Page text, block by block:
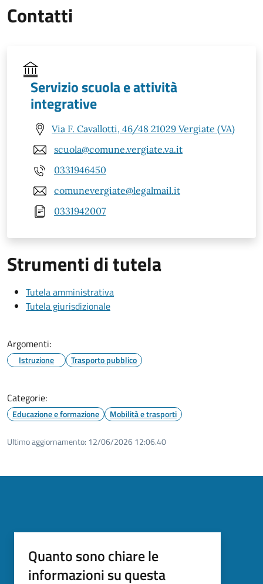
Contatti
Servizio scuola e attività
integrative
Via F. Cavallotti, 46/48 21029 Vergiate (VA)
scuola@comune.vergiate.va.it
0331946450
comunevergiate@legalmail.it
0331942007
Strumenti di tutela
Tutela amministrativa
Tutela giurisdizionale
Argomenti:
Istruzione Trasporto pubblico
Categorie:
Educazione e formazione Mobilità e trasporti
Ultimo aggiornamento: 12/06/2026 12:06.40
Quanto sono chiare le
informazioni su questa